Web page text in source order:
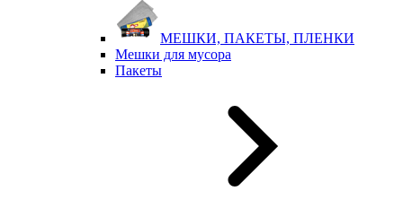
МЕШКИ, ПАКЕТЫ, ПЛЕНКИ
Мешки для мусора
Пакеты